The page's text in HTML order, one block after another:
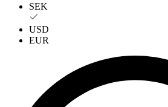
SEK
USD
EUR